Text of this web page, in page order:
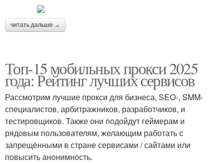
читать дальше →
Топ-15 мобильных прокси 2025
года: Рейтинг лучших сервисов
Рассмотрим лучшие прокси для бизнеса, SEO-, SMM-
специалистов, арбитражников, разработчиков, и
тестировщиков. Также они подойдут геймерам и
рядовым пользователям, желающим работать с
запрещёнными в стране сервисами / сайтами или
повысить анонимность.